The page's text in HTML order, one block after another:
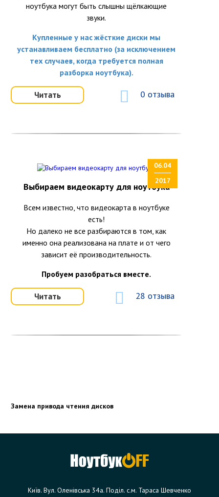
ноутбука могут быть слышны щёлкающие
звуки.
Купленные у нас жёсткие диски мы
устанавливаем бесплатно (за исключением
тех случаев, когда требуется полная
разборка ноутбука).
Читать 0 отзыва
06.04
2017
Выбираем видеокарту для ноутбука
Всем известно, что видеокарта в ноутбуке
есть!
Но далеко не все разбираются в том, как
именно она реализована на плате и от чего
зависит её производительность.
Пробуем разобраться вместе.
Читать 28 отзыва
Замена привода чтения дисков
Київ. Вул. Оленівська 34а. Поділ. с.м. Тараса Шевченко